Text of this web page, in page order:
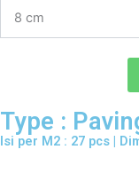
8 cm
Type :
Isi per M2 : 27 pcs |